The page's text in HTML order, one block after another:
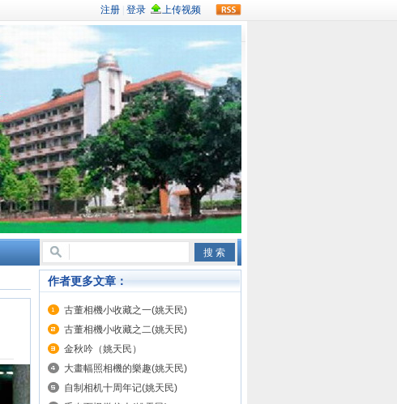
作者更多文章：
古董相機小收藏之一(姚天民)
古董相機小收藏之二(姚天民)
金秋吟（姚天民）
大畫幅照相機的樂趣(姚天民)
自制相机十周年记(姚天民)